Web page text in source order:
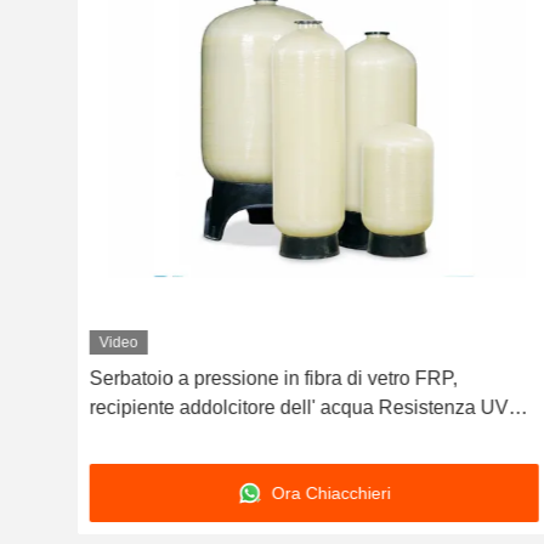
Video
Serbatoio a pressione in fibra di vetro FRP,
recipiente addolcitore dell' acqua Resistenza UV
Ora Chiacchieri